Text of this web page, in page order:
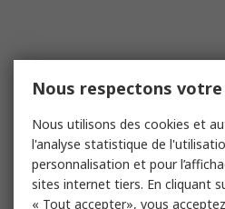
Nous respectons
Nous utilisons des cookies et
l'analyse statistique de
personnalisation et pour
sites internet tiers. En cliquant
« Tout accepter», vous